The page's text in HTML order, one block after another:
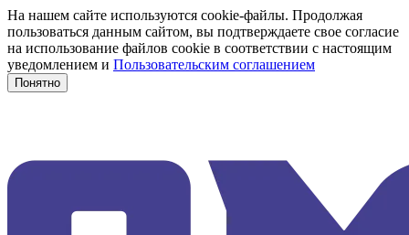
На нашем сайте используются cookie-файлы. Продолжая
пользоваться данным сайтом, вы подтверждаете свое согласие
на использование файлов cookie в соответствии с настоящим
уведомлением и Пользовательским соглашением
Понятно